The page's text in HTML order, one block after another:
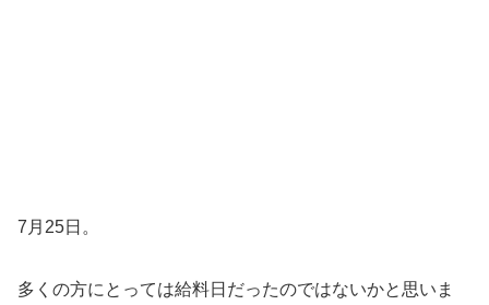
7月25日。
多くの方にとっては給料日だったのではないかと思いま